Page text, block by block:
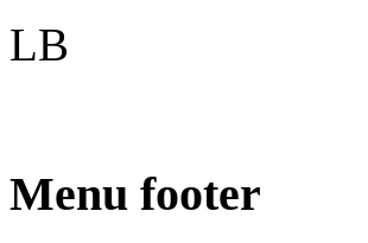
LB
Menu footer